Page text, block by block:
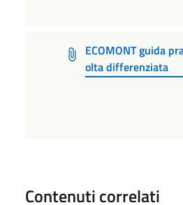
ECOMONT guida
olta differenziata
Contenuti correlati